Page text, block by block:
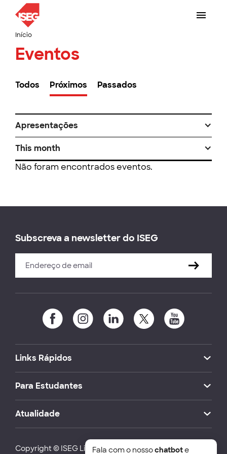
Início
Eventos
Todos Próximos Passados
Apresentações
This month
Não foram encontrados eventos.
Subscreva a newsletter do ISEG
Links Rápidos
Para Estudantes
Atualidade
Copyright © ISEG Lisbon School of Economics and
Fala com o nossochatbote